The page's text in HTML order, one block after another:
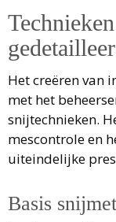
Het creëren van
met het
snijtechnieken.
mescontrole en
uiteindelijke
Basis